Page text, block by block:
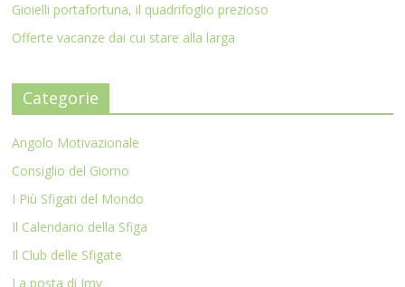
Gioielli portafortuna, il quadrifoglio prezioso
Offerte vacanze dai cui stare alla larga
Categorie
Angolo Motivazionale
Consiglio del Giorno
I Più Sfigati del Mondo
Il Calendario della Sfiga
Il Club delle Sfigate
La posta di Imy